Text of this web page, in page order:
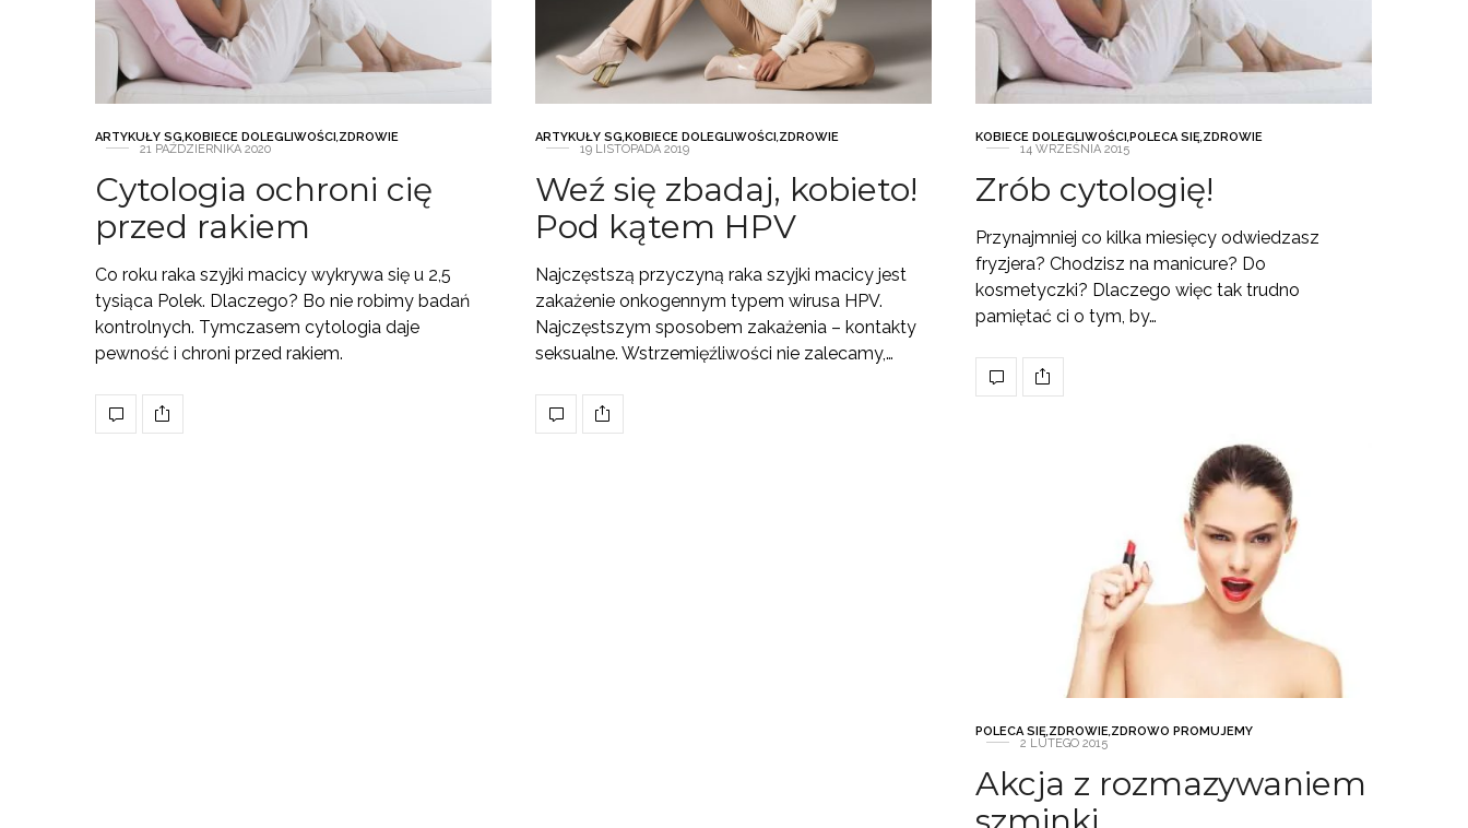
ARTYKUŁY SG,KOBIECE DOLEGLIWOŚCI,ZDROWIE
21 PAŹDZIERNIKA 2020
Cytologia ochroni cię
przed rakiem
Co roku raka szyjki macicy wykrywa się u 2,5
tysiąca Polek. Dlaczego? Bo nie robimy badań
kontrolnych. Tymczasem cytologia daje
pewność i chroni przed rakiem.
ARTYKUŁY SG,KOBIECE DOLEGLIWOŚCI,ZDROWIE
19 LISTOPADA 2019
Weź się zbadaj, kobieto!
Pod kątem HPV
Najczęstszą przyczyną raka szyjki macicy jest
zakażenie onkogennym typem wirusa HPV.
Najczęstszym sposobem zakażenia – kontakty
seksualne. Wstrzemięźliwości nie zalecamy,…
KOBIECE DOLEGLIWOŚCI,POLECA SIĘ,ZDROWIE
14 WRZEŚNIA 2015
Zrób cytologię!
Przynajmniej co kilka miesięcy odwiedzasz
fryzjera? Chodzisz na manicure? Do
kosmetyczki? Dlaczego więc tak trudno
pamiętać ci o tym, by…
POLECA SIĘ,ZDROWIE,ZDROWO PROMUJEMY
2 LUTEGO 2015
Akcja z rozmazywaniem